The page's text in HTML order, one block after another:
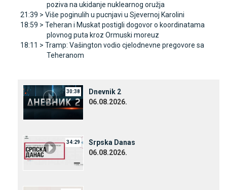
poziva na ukidanje nuklearnog oružja
21:39 > Više poginulih u pucnjavi u Sjevernoj Karolini
18:59 > Teheran i Muskat postigli dogovor o koordinatama
plovnog puta kroz Ormuski moreuz
18:11 > Tramp: Vašington vodio cjelodnevne pregovore sa
Teheranom
30:38
Dnevnik 2
06.08.2026.
34:29
Srpska Danas
06.08.2026.